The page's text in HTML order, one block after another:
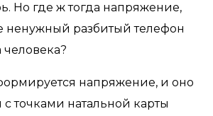
Но где ж тогда напряжение,
ненужный разбитый телефон
человека?
напряжение, и оно
с точками натальной карты